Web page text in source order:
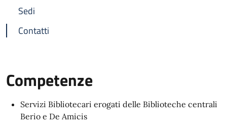
Sedi
Contatti
Competenze
Servizi Bibliotecari erogati delle Biblioteche centrali
Berio e De Amicis